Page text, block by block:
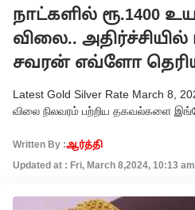
நாட்களில் ரூ.1400
விலை..
சவரன் எவ்ளோ
Latest Gold Silver Rate March 8,
விலை நிலவரம் பற்றிய தகவல்களை
Written By :ஆர்த்தி
Updated at : Fri, March 8,2024, 10:13